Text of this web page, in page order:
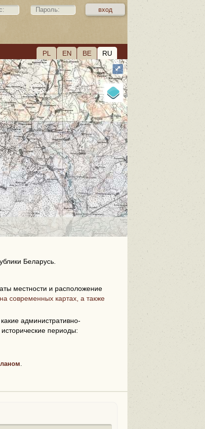
PL EN BE RU
⤢
Беларусь.
местности и расположение
современных картах, а также
административно-
периоды:
.